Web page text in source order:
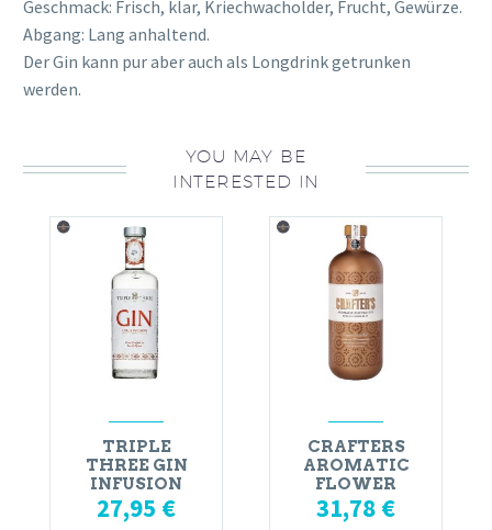
Geschmack: Frisch, klar, Kriechwacholder, Frucht, Gewürze.
Abgang: Lang anhaltend.
Der Gin kann pur aber auch als Longdrink getrunken
werden.
YOU MAY BE
INTERESTED IN
TRIPLE
THREE GIN
INFUSION
27,95 €
CRAFTERS
AROMATIC
FLOWER
31,78 €